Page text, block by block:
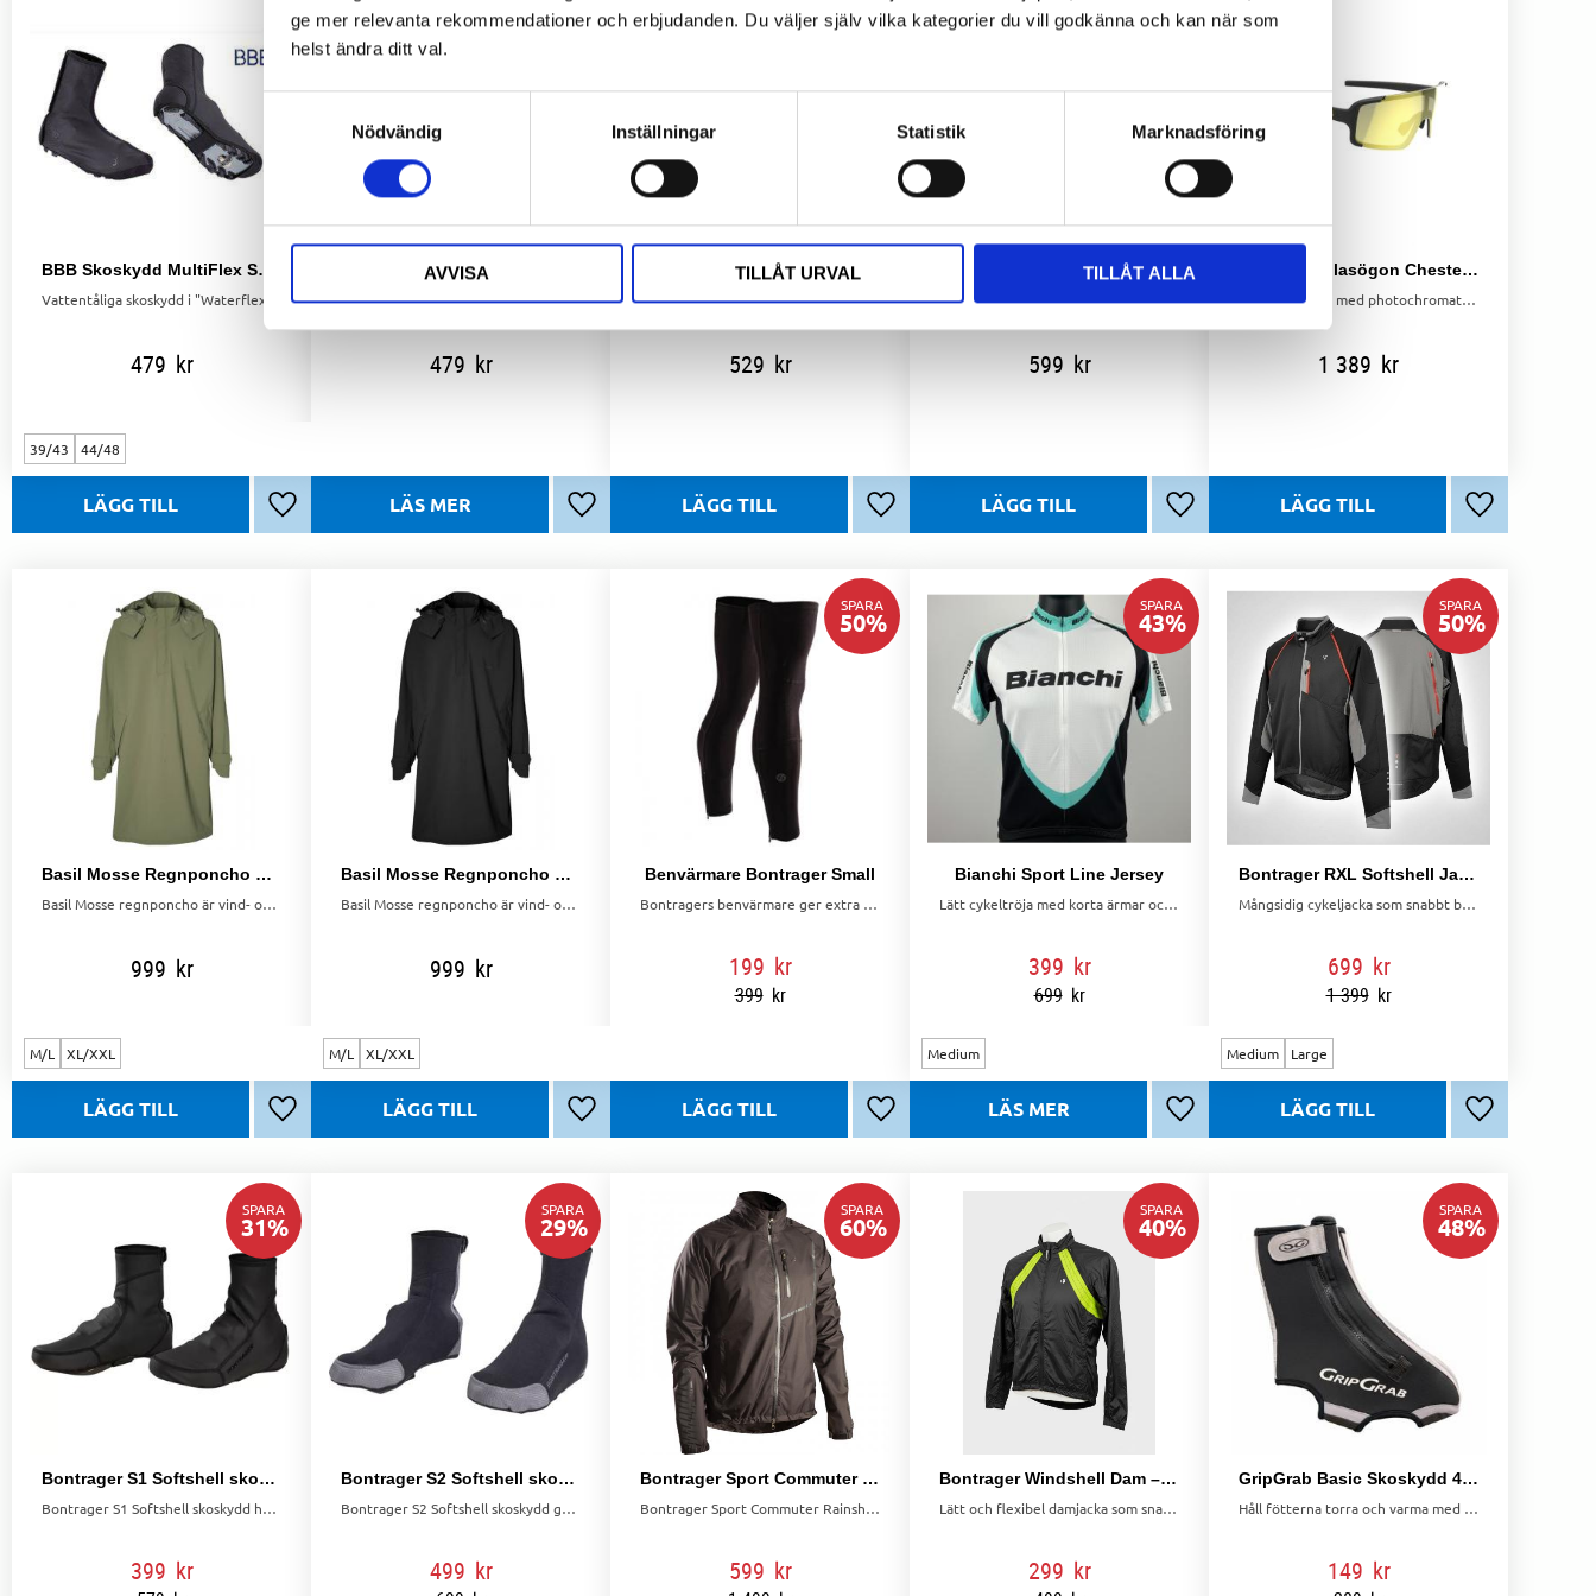
ge mer relevanta rekommendationer och erbjudanden. Du väljer själv vilka kategorier du vill godkänna och kan när som
helst ändra ditt val.
Nödvändig
Inställningar Statistik Marknadsföring
AVVISA TILLÅT URVAL TILLÅT ALLA
BBB Skoskydd MultiFlex Svart – Vattentåliga och slitstarka
479 kr
Lägg till i favoriter
39/43 44/48
Sportglasögon med stor torisk lins och Smoke-flash spegelbeläggning. Justerbart nässtöd och gummiändar för bra grepp. Blank svart båge i Grilamid.
479 kr
Lägg till i favoriter
Sportglasögon med stor torisk lins och MLC-röd beläggning. Justerbart nässtöd och gummiändar för bra grepp. Matt svart båge i hållbar Grilamid.
529 kr
Lägg till i favoriter
BBB Sportglasögon Chester Matt Svart MLC Blå
Sportglasögon med stor torisk lins och MLC-blå beläggning. Justerbart nässtöd och gummiändar för bra grepp. Matt svart båge i hållbar Grilamid.
599 kr
Lägg till i favoriter
BBB Sportglasögon Chester Photochromic MLC Gold Matt svart
Sportglasögon med photochromatisk lins och MLC-guldbeläggning. Justerbart nässtöd och gummiändar för bra grepp. Anpassar sig efter ljusförhållanden.
1 389 kr
Lägg till i
Basil Mosse Regnponcho Olivgrön
Basil Mosse regnponcho är vind- och vattentät med smart design för cyklister. Reflexdetaljer, huva och praktisk förvaring med medföljande påse.
999 kr
Lägg till i favoriter
M/L XL/XXL
Basil Mosse Regnponcho Svart
Basil Mosse regnponcho är vind- och vattentät med smart design för cyklister. Reflexdetaljer, huva och praktisk förvaring med medföljande påse.
999 kr
Lägg till i favoriter
M/L XL/XXL
Benvärmare Bontrager Small
Bontragers benvärmare ger extra värme för kyliga dagar. Lätta att ta på, av och med sig. Perfekta för cykelturer i varierande väder.
199 kr
399 kr
SPARA
50%
Lägg till i favoriter
Bianchi Sport Line Jersey
Lätt cykeltröja med korta ärmar och praktiska ryggfickor för vardaglig cykling.
399 kr
699 kr
SPARA
43%
Lägg till i favoriter
Medium
Bontrager RXL Softshell Jacka med Avtagbara Ärmar
Mångsidig cykeljacka som snabbt blir väst. Vindtät, vattenavvisande och ventilerande för aktiv cykling.
699 kr
1 399 kr
SPARA
50%
Lägg till i
Medium Large
Bontrager S1 Softshell skoskydd
Bontrager S1 Softshell skoskydd håller dig varm och torr vid plusgrader. Perfekta för regn och blåst, med synliga neonfärger för ökad säkerhet.
399 kr
SPARA
31%
Bontrager S2 Softshell skoskydd
Bontrager S2 Softshell skoskydd ger värme och skydd i minusgrader. Passar de flesta racer- och MTB-skor för kallt och vått väder.
499 kr
SPARA
29%
Bontrager Sport Commuter rainshell
Bontrager Sport Commuter Rainshell, vattentät och andningsbar jacka för pendling. Justerbara ärmmuddar, ventilation och reflexdetaljer.
599 kr
SPARA
60%
Bontrager Windshell Dam – Jacka & Väst i Ett
Lätt och flexibel damjacka som snabbt blir väst. Vindtät, vattenavvisande och anpassad för aktiv cykling.
299 kr
SPARA
40%
GripGrab Basic Skoskydd 40-41
Håll fötterna torra och varma med ett par skoskydd från GripGrab. Storlek 40-41.
149 kr
SPARA
48%